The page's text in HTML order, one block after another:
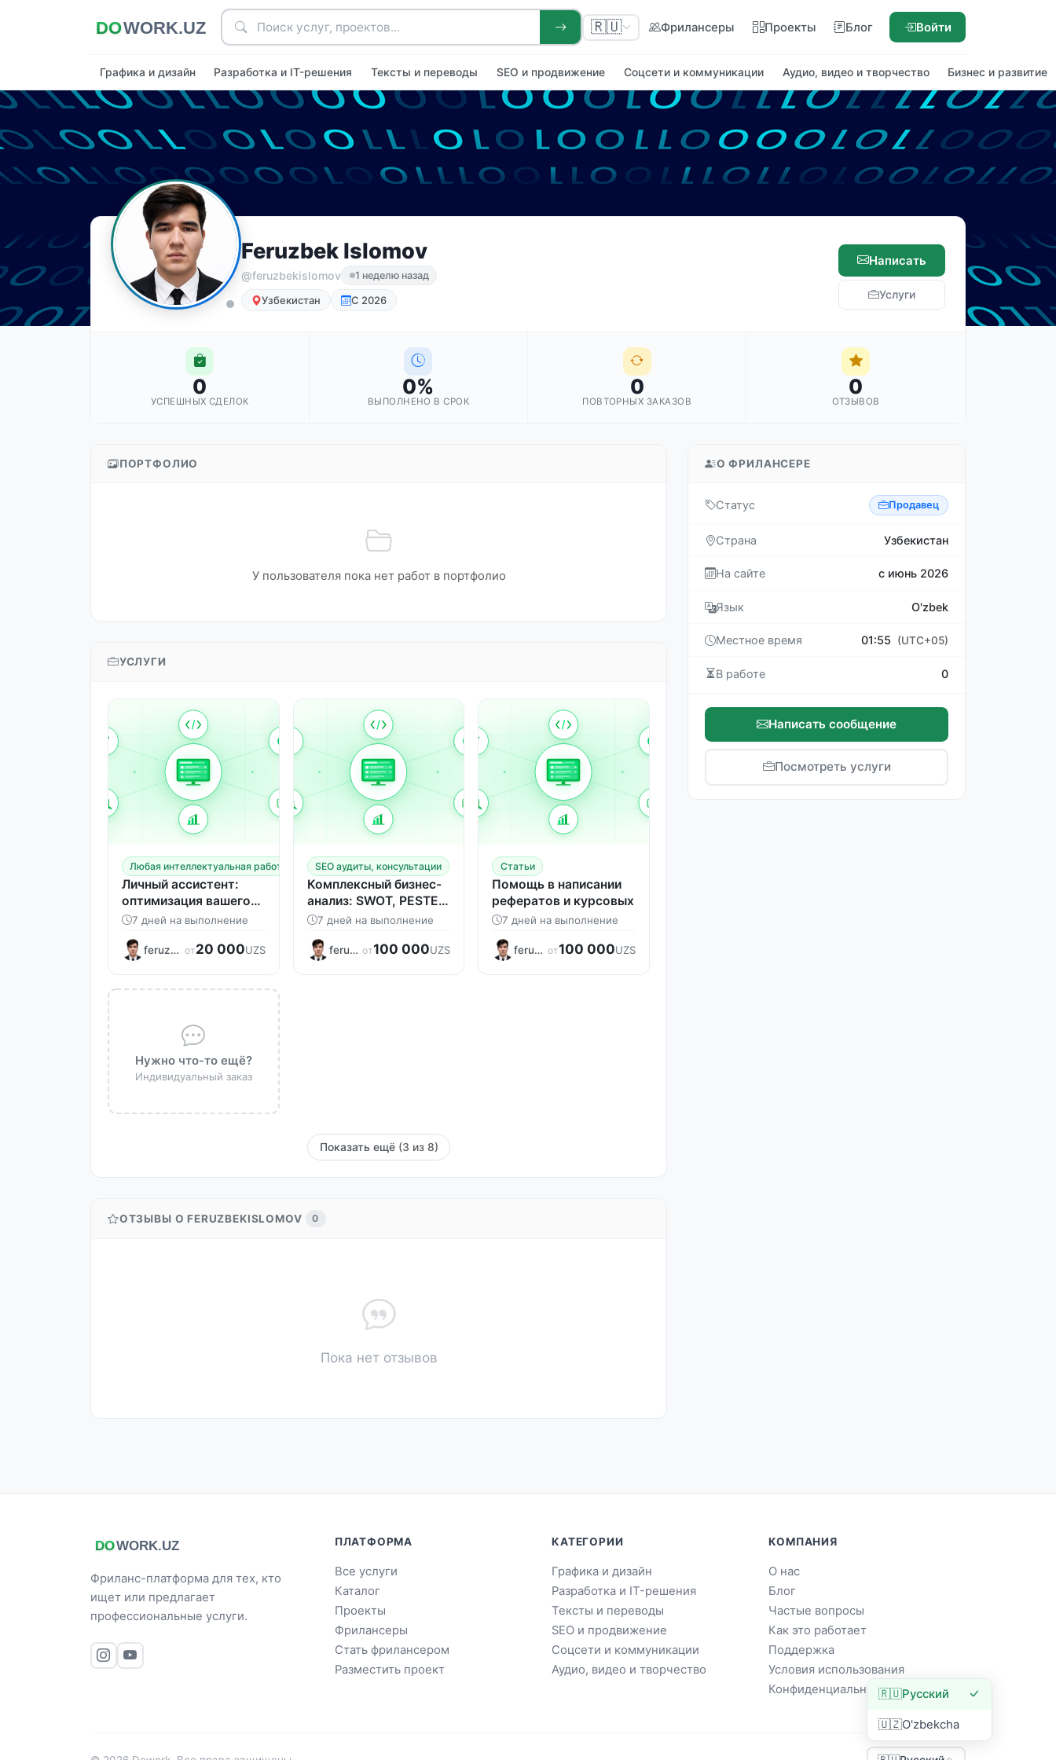
🇷🇺 Фрилансеры Проекты Блог Войти
Графика и дизайн Разработка и IT-решения Тексты и переводы SEO и продвижение Соцсети и коммуникации Аудио, видео и творчество Бизнес и развитие
Feruzbek Islomov
@‍feruzbekislomov 1 неделю назад
Узбекистан С 2026
Написать
Услуги
0
УСПЕШНЫХ СДЕЛОК
0%
ВЫПОЛНЕНО В СРОК
0
ПОВТОРНЫХ ЗАКАЗОВ
0
ОТЗЫВОВ
ПОРТФОЛИО
У пользователя пока нет работ в портфолио
УСЛУГИ
Любая интеллектуальная работа
Личный ассистент:
оптимизация вашего
времени
7 дней на выполнение
feruzbekislomov от20 000UZS
SEO аудиты, консультации
Комплексный бизнес-
анализ: SWOT, PESTEL,
Финансы
7 дней на выполнение
feruzbekislomov от100 000UZS
Статьи
Помощь в написании
рефератов и курсовых
7 дней на выполнение
feruzbekislomov от100 000UZS
Нужно что-то ещё?
Индивидуальный заказ
Показать ещё (3 из 8)
ОТЗЫВЫ О FERUZBEKISLOMOV 0
Пока нет отзывов
О ФРИЛАНСЕРЕ
Статус Продавец
Страна Узбекистан
На сайте с июнь 2026
Язык O'zbek
Местное время 01:55 (UTC+05)
В работе 0
Написать сообщение
Посмотреть услуги
Фриланс-платформа для тех, кто
ищет или предлагает
профессиональные услуги.
ПЛАТФОРМА
Все услуги
Каталог
Проекты
Фрилансеры
Стать фрилансером
Разместить проект
КАТЕГОРИИ
Графика и дизайн
Разработка и IT-решения
Тексты и переводы
SEO и продвижение
Соцсети и коммуникации
Аудио, видео и творчество
КОМПАНИЯ
О нас
Блог
Частые вопросы
Как это работает
Поддержка
Условия использования
Конфиденциальность
🇷🇺Русский
🇺🇿O'zbekcha